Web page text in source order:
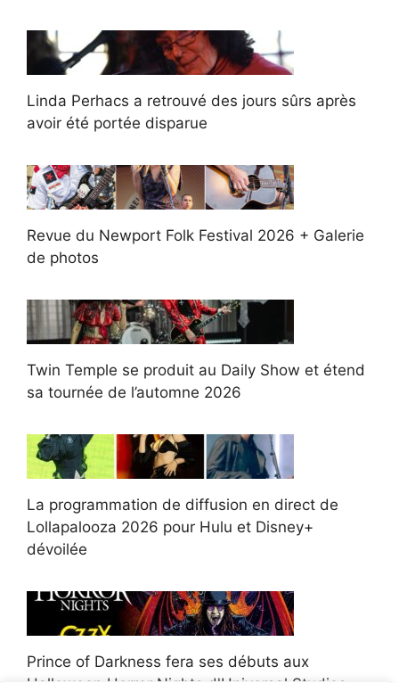
Linda Perhacs a retrouvé des jours sûrs après
avoir été portée disparue
Revue du Newport Folk Festival 2026 + Galerie
de photos
Twin Temple se produit au Daily Show et étend
sa tournée de l’automne 2026
La programmation de diffusion en direct de
Lollapalooza 2026 pour Hulu et Disney+
dévoilée
Prince of Darkness fera ses débuts aux